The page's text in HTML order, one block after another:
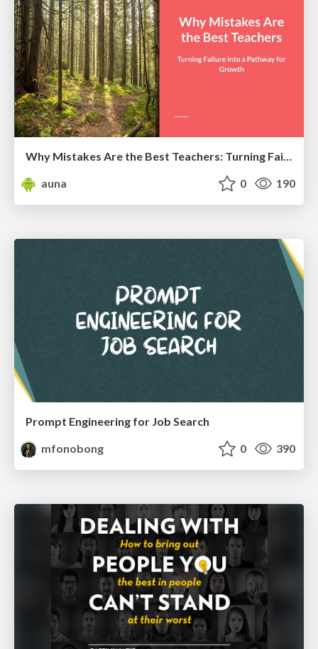
Why Mistakes Are the Best Teachers: Turning Failure into a Pathway for Growth
auna
0 190
Prompt Engineering for Job Search
mfonobong
0 390